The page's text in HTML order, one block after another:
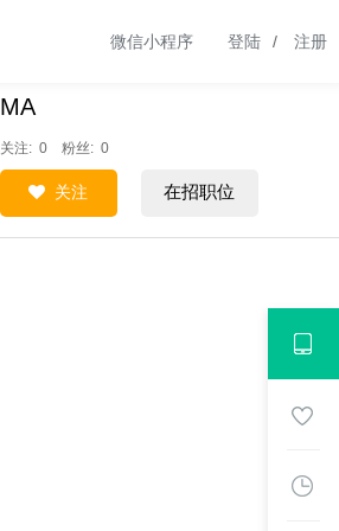
微信小程序 登陆 / 注册
MA
关注: 0 粉丝: 0
关注 在招职位